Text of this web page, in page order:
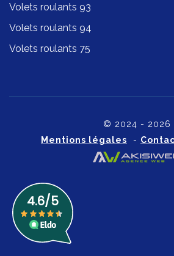
Volets roulants 93
Volets roulants 94
Volets roulants 75
© 2024 - 2026
Mentions légales -